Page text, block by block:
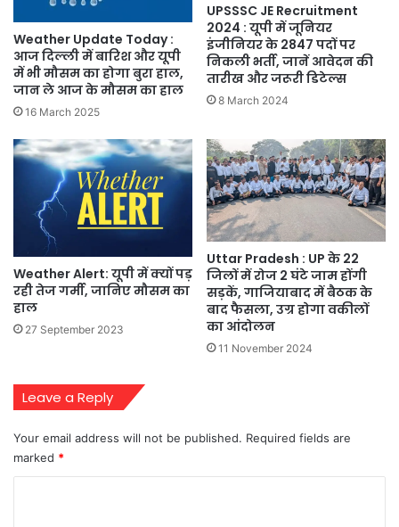
Weather Update Today :
आज दिल्ली में बारिश और यूपी
में भी मौसम का होगा बुरा हाल,
जान ले आज के मौसम का हाल
16 March 2025
UPSSSC JE Recruitment
2024 : यूपी में जूनियर
इंजीनियर के 2847 पदों पर
निकली भर्ती, जानें आवेदन की
तारीख और जरूरी डिटेल्स
8 March 2024
Weather Alert: यूपी में क्यों पड़
रही तेज गर्मी, जानिए मौसम का
हाल
27 September 2023
Uttar Pradesh : UP के 22
जिलों में रोज 2 घंटे जाम होंगी
सड़कें, गाजियाबाद में बैठक के
बाद फैसला, उग्र होगा वकीलों
का आंदोलन
11 November 2024
Leave a Reply
Your email address will not be published. Required fields are
marked *